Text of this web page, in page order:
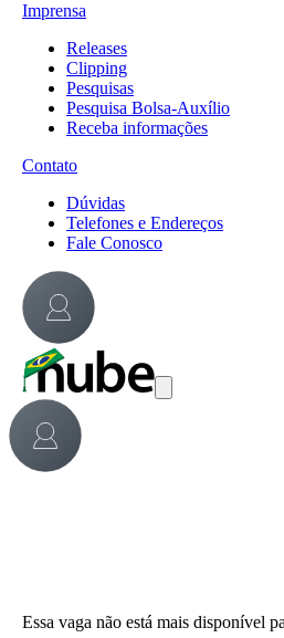
Imprensa
Releases
Clipping
Pesquisas
Pesquisa Bolsa-Auxílio
Receba informações
Contato
Dúvidas
Telefones e Endereços
Fale Conosco
Essa vaga não está mais disponível